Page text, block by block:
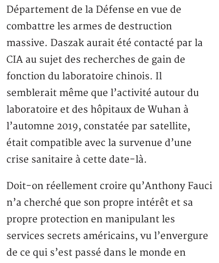
Département de la Défense en vue de
combattre les armes de destruction
massive. Daszak aurait été contacté par la
CIA au sujet des recherches de gain de
fonction du laboratoire chinois. Il
semblerait même que l’activité autour du
laboratoire et des hôpitaux de Wuhan à
l’automne 2019, constatée par satellite,
était compatible avec la survenue d’une
crise sanitaire à cette date-là.
Doit-on réellement croire qu’Anthony Fauci
n’a cherché que son propre intérêt et sa
propre protection en manipulant les
services secrets américains, vu l’envergure
de ce qui s’est passé dans le monde en